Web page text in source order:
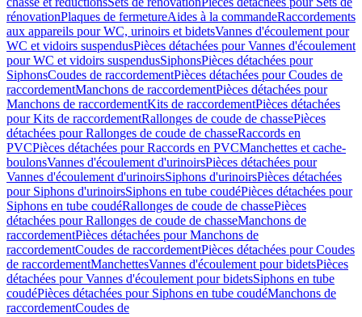
rénovationPlaques de fermetureAides à la commandeRaccordements
aux appareils pour WC, urinoirs et bidetsVannes d'écoulement pour
WC et vidoirs suspendusPièces détachées pour Vannes d'écoulement
pour WC et vidoirs suspendusSiphonsPièces détachées pour
SiphonsCoudes de raccordementPièces détachées pour Coudes de
raccordementManchons de raccordementPièces détachées pour
Manchons de raccordementKits de raccordementPièces détachées
pour Kits de raccordementRallonges de coude de chassePièces
détachées pour Rallonges de coude de chasseRaccords en
PVCPièces détachées pour Raccords en PVCManchettes et cache-
boulonsVannes d'écoulement d'urinoirsPièces détachées pour
Vannes d'écoulement d'urinoirsSiphons d'urinoirsPièces détachées
pour Siphons d'urinoirsSiphons en tube coudéPièces détachées pour
Siphons en tube coudéRallonges de coude de chassePièces
détachées pour Rallonges de coude de chasseManchons de
raccordementPièces détachées pour Manchons de
raccordementCoudes de raccordementPièces détachées pour Coudes
de raccordementManchettesVannes d'écoulement pour bidetsPièces
détachées pour Vannes d'écoulement pour bidetsSiphons en tube
coudéPièces détachées pour Siphons en tube coudéManchons de
raccordementCoudes de